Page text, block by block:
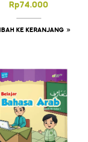
Rp74.000
KE KERANJANG